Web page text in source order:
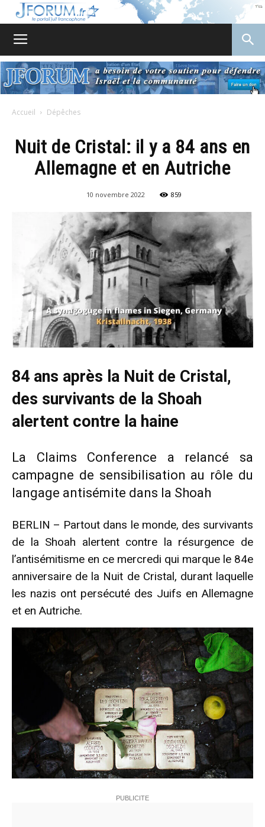
Accueil Dépêches
Nuit de Cristal: il y a 84 ans en
Allemagne et en Autriche
10 novembre 2022 859
84 ans après la Nuit de Cristal,
des survivants de la Shoah
alertent contre la haine
La Claims Conference a relancé sa
campagne de sensibilisation au rôle du
langage antisémite dans la Shoah
BERLIN – Partout dans le monde, des survivants
de la Shoah alertent contre la résurgence de
l’antisémitisme en ce mercredi qui marque le 84e
anniversaire de la Nuit de Cristal, durant laquelle
les nazis ont persécuté des Juifs en Allemagne
et en Autriche.